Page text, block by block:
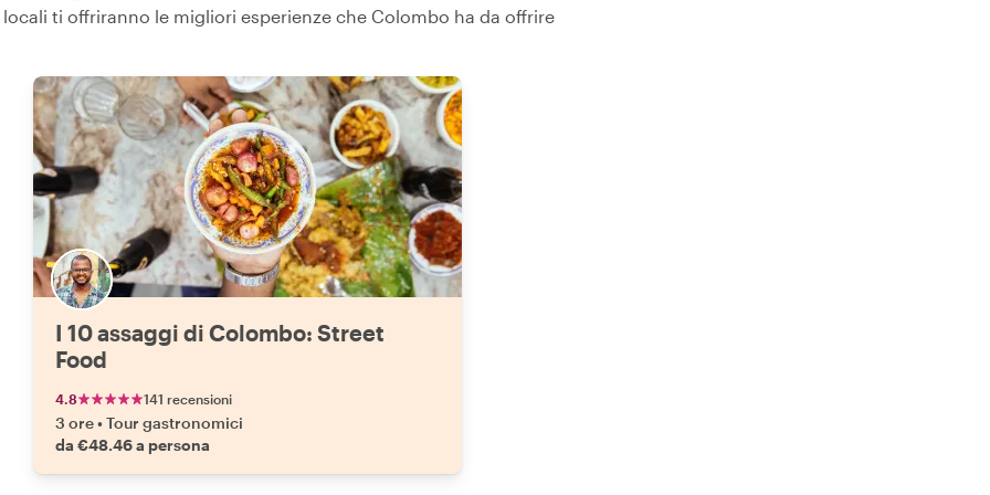
locali ti offriranno le migliori esperienze che Colombo ha da offrire
I 10 assaggi di Colombo: Street
Food
4.8 141 recensioni
3 ore•Tour gastronomici
da €48.46 a persona